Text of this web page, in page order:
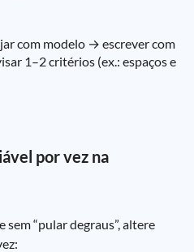
com modelo → escrever com
1–2 critérios (ex.: espaços e
por vez na
“pular degraus”, altere